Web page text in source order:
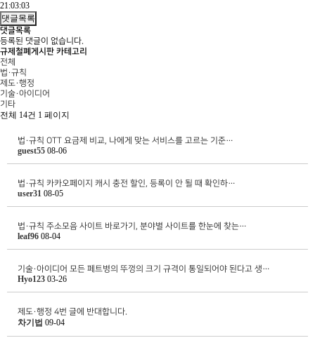
21:03:03
댓글목록
댓글목록
등록된 댓글이 없습니다.
규제철폐게시판 카테고리
전체
법·규칙
제도·행정
기술·아이디어
기타
전체 14건 1 페이지
법·규칙 OTT 요금제 비교, 나에게 맞는 서비스를 고르는 기준…
guest55 08-06
법·규칙 카카오페이지 캐시 충전 할인, 등록이 안 될 때 확인하…
user31 08-05
법·규칙 주소모음 사이트 바로가기, 분야별 사이트를 한눈에 찾는…
leaf96 08-04
기술·아이디어 모든 페트병의 뚜껑의 크기 규격이 통일되어야 된다고 생…
Hyo123 03-26
제도·행정 4번 글에 반대합니다.
차기법 09-04